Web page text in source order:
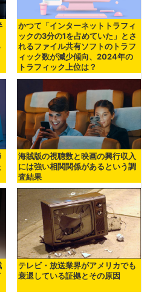
かつて「インターネットトラフィ
ックの3分の1を占めていた」とさ
れるファイル共有ソフトのトラフ
ィック数が減少傾向、2024年の
トラフィック上位は？
海賊版の視聴数と映画の興行収入
には強い相関関係があるという調
査結果
テレビ・放送業界がアメリカでも
衰退している証拠とその原因